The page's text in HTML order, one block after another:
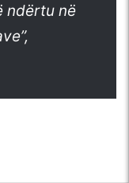
ndërtu në